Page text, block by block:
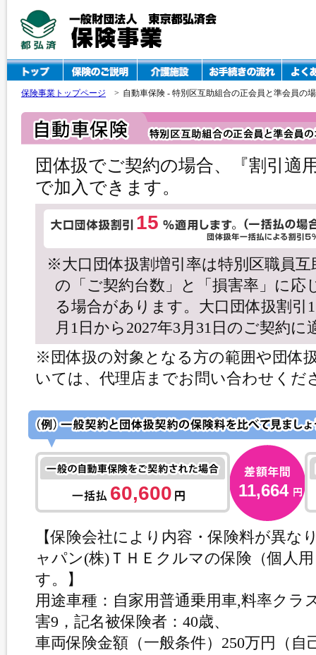
保険事業トップページ > 自動車保険 - 特別区互助組合の正会員と準会員の
団体扱でご契約の場合、『割引適
で加入できます。
15
※大口団体扱割増引率は特別区職員互
の「ご契約台数」と「損害率」に応
る場合があります。大口団体扱割引
月1日から2027年3月31日のご契約に
※団体扱の対象となる方の範囲や団体
いては、代理店までお問い合わせくだ
60,600 11,664
【保険会社により内容・保険料が異な
ャパン(株)ＴＨＥクルマの保険（個人
す。】
用途車種：自家用普通乗用車,料率クラ
害9，記名被保険者：40歳、
車両保険金額（一般条件）250万円（自